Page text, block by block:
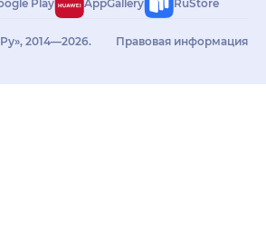
Play AppGallery RuStore
2014—2026.
Правовая информация